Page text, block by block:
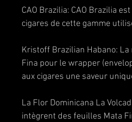
CAO Brazilia: CAO Brazilia
cigares de cette gamme
Kristoff Brazilian Habano:
Fina pour le wrapper
aux cigares une saveur
La Flor Dominicana La
intègrent des feuilles Mata